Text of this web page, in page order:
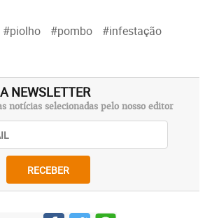
#piolho #pombo
#infestação
NEWSLETTER
notícias selecionadas pelo nosso editor
RECEBER